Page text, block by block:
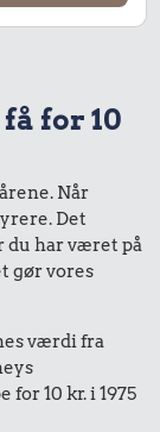
for 10
Når
Det
du har været på
gør vores
værdi fra
10 kr. i 1975